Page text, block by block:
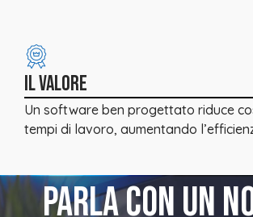
IL VALORE
Un software ben progettato riduce
tempi di lavoro, aumentando
PARLA CON UN